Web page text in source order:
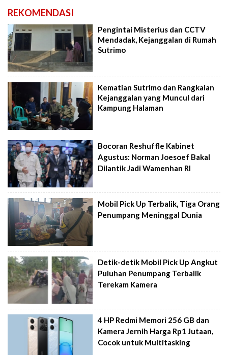
REKOMENDASI
Pengintai Misterius dan CCTV
Mendadak, Kejanggalan di Rumah
Sutrimo
Kematian Sutrimo dan Rangkaian
Kejanggalan yang Muncul dari
Kampung Halaman
Bocoran Reshuffle Kabinet
Agustus: Norman Joesoef Bakal
Dilantik Jadi Wamenhan RI
Mobil Pick Up Terbalik, Tiga Orang
Penumpang Meninggal Dunia
Detik-detik Mobil Pick Up Angkut
Puluhan Penumpang Terbalik
Terekam Kamera
4 HP Redmi Memori 256 GB dan
Kamera Jernih Harga Rp1 Jutaan,
Cocok untuk Multitasking